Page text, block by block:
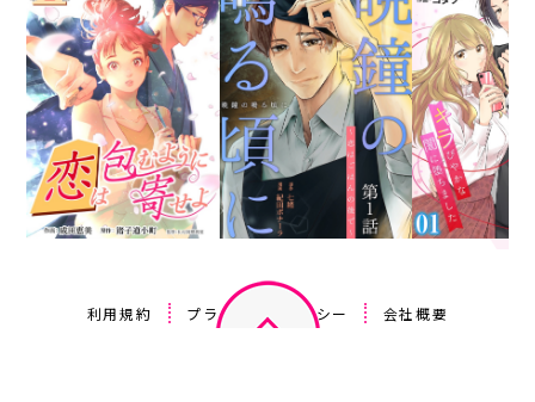
利用規約 プライバシーポリシー 会社概要